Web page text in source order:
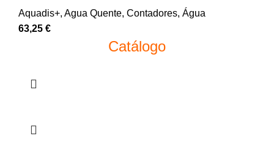
Aquadis+, Agua Quente, Contadores, Água
63,25 €
Catálogo